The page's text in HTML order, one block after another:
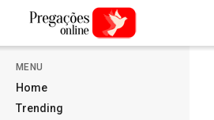
MENU
Home
Trending